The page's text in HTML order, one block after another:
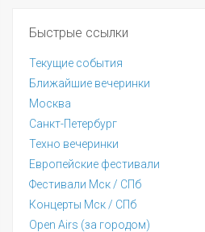
Быстрые ссылки
Текущие события
Ближайшие вечеринки
Москва
Санкт-Петербург
Техно вечеринки
Европейские фестивали
Фестивали Мск / СПб
Концерты Мск / СПб
Open Airs (за городом)